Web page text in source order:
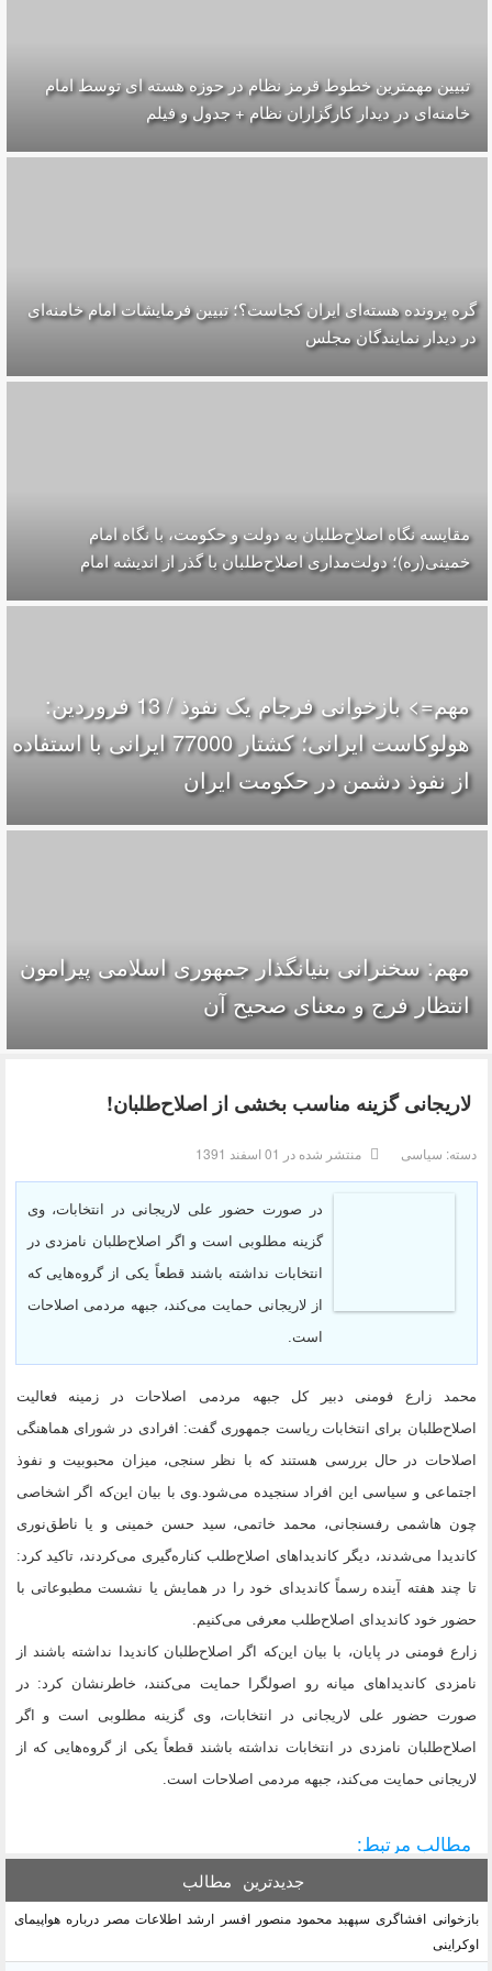
تبیین مهمترین خطوط قرمز نظام در حوزه هسته ای توسط امام
خامنه‌ای در دیدار کارگزاران نظام + جدول و فیلم
گره پرونده‌ هسته‌ای ایران کجاست؟؛ تبیین فرمایشات امام خامنه‌ای
در دیدار نمایندگان مجلس
مقایسه‌ نگاه اصلاح‌طلبان به دولت و حکومت، با نگاه امام
خمینی(ره)؛ دولت‌مداری اصلاح‌طلبان با گذر از اندیشه امام
مهم=> بازخوانی فرجام یک نفوذ / 13 فروردین:
هولوکاست ایرانی؛ کشتار 77000 ایرانی با استفاده
از نفوذ دشمن در حکومت ایران
مهم: سخنرانی بنیانگذار جمهوری اسلامی پیرامون
انتظار فرج و معناى صحيح آن
لاریجانی گزینه مناسب بخشی از اصلاح‌طلبان!
دسته: سیاسی منتشر شده در 01 اسفند 1391
در صورت حضور علی لاریجانی در انتخابات، وی
گزینه مطلوبی است و اگر اصلاح‌طلبان نامزدی در
انتخابات نداشته باشند قطعاً یکی از گروه‌هایی که
از لاریجانی حمایت می‌کند، جبهه مردمی اصلاحات
است.
محمد زارع فومنی دبیر کل جبهه مردمی اصلاحات در زمینه فعالیت
اصلاح‌طلبان برای انتخابات ریاست جمهوری گفت: افرادی در شورای هماهنگی
اصلاحات در حال بررسی هستند که با نظر سنجی، میزان محبوبیت و نفوذ
اجتماعی و سیاسی این افراد سنجیده می‌شود.وی با بیان این‌که اگر اشخاصی
چون هاشمی رفسنجانی، محمد خاتمی، سید حسن خمینی و یا ناطق‌نوری
کاندیدا می‌شدند، دیگر کاندیداهای اصلاح‌طلب کناره‌گیری می‌کردند، تاکید کرد:
تا چند هفته آینده رسماً کاندیدای خود را در همایش یا نشست مطبوعاتی با
حضور خود کاندیدای اصلاح‌طلب معرفی می‌کنیم.
زارع فومنی در پایان، با بیان این‌که اگر اصلاح‌طلبان کاندیدا نداشته باشند از
نامزدی کاندیداهای میانه رو اصولگرا حمایت می‌کنند، خاطرنشان کرد: در
صورت حضور علی لاریجانی در انتخابات، وی گزینه مطلوبی است و اگر
اصلاح‌طلبان نامزدی در انتخابات نداشته باشند قطعاً یکی از گروه‌هایی که از
لاریجانی حمایت می‌کند، جبهه مردمی اصلاحات است.
مطالب مرتبط:
جدیدترین مطالب
بازخوانی افشاگری سپهبد محمود منصور افسر ارشد اطلاعات مصر درباره هواپیمای
اوکراینی